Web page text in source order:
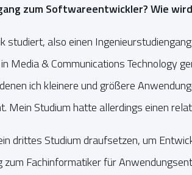
zum Softwareentwickler? Wie
studiert, also einen
Media & Communications Technology
ich kleinere und größere
Mein Studium hatte allerdings einen
drittes Studium draufsetzen, um
Fachinformatiker für